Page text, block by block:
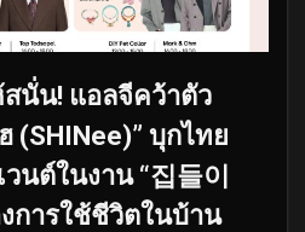
นั่น! แอลจีคว้าตัว
(SHINee)” บุกไทย
นต์ในงาน “집들이
การใช้ชีวิตในบ้าน